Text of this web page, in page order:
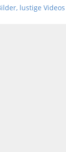
lustige